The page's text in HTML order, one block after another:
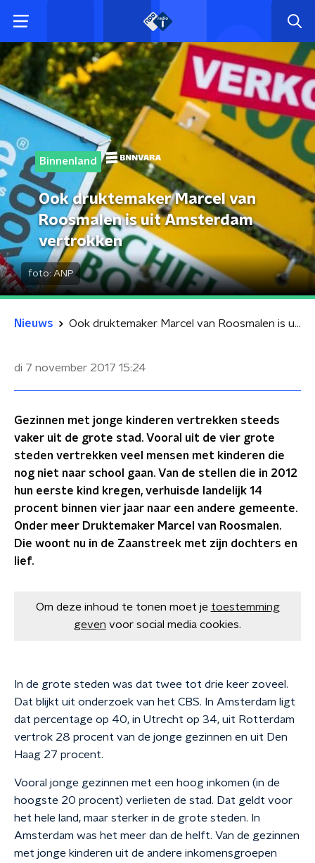
Binnenland
Ook druktemaker Marcel van
Roosmalen is uit Amsterdam
vertrokken
foto:ANP
Nieuws Ook druktemaker Marcel van Roosmalen is uit Amsterdam vertrokken
di 7 november 2017 15:24
Gezinnen met jonge kinderen vertrekken steeds
vaker uit de grote stad. Vooral uit de vier grote
steden vertrekken veel mensen met kinderen die
nog niet naar school gaan. Van de stellen die in 2012
hun eerste kind kregen, verhuisde landelijk 14
procent binnen vier jaar naar een andere gemeente.
Onder meer Druktemaker Marcel van Roosmalen.
Die woont nu in de Zaanstreek met zijn dochters en
lief.
Om deze inhoud te tonen moet je toestemming
geven voor social media cookies.
In de grote steden was dat twee tot drie keer zoveel.
Dat blijkt uit onderzoek van het CBS. In Amsterdam ligt
dat percentage op 40, in Utrecht op 34, uit Rotterdam
vertrok 28 procent van de jonge gezinnen en uit Den
Haag 27 procent.
Vooral jonge gezinnen met een hoog inkomen (in de
hoogste 20 procent) verlieten de stad. Dat geldt voor
het hele land, maar sterker in de grote steden. In
Amsterdam was het meer dan de helft. Van de gezinnen
met jonge kinderen uit de andere inkomensgroepen